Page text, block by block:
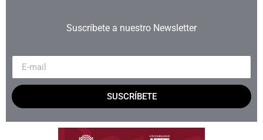
Suscríbete a nuestro Newsletter
SUSCRÍBETE